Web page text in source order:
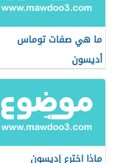
ما هي صفات توماس
أديسون
ماذا اخترع إديسون